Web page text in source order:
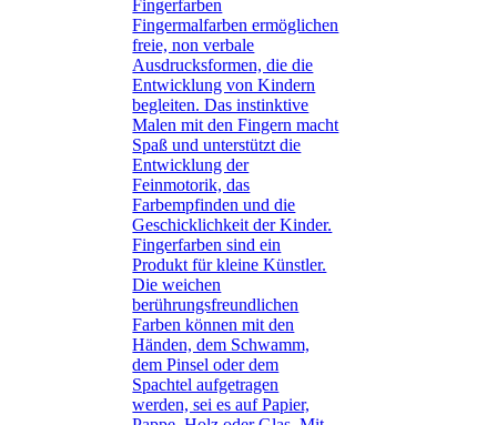
Fingerfarben
Fingermalfarben ermöglichen
freie, non verbale
Ausdrucksformen, die die
Entwicklung von Kindern
begleiten. Das instinktive
Malen mit den Fingern macht
Spaß und unterstützt die
Entwicklung der
Feinmotorik, das
Farbempfinden und die
Geschicklichkeit der Kinder.
Fingerfarben sind ein
Produkt für kleine Künstler.
Die weichen
berührungsfreundlichen
Farben können mit den
Händen, dem Schwamm,
dem Pinsel oder dem
Spachtel aufgetragen
werden, sei es auf Papier,